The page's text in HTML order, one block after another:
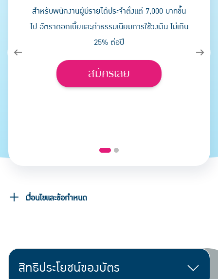
สำหรับพนักงานผู้มีรายได้ประจำตั้งแต่ 7,000 บาทขึ้น
ไป อัตราดอกเบี้ยและค่าธรรมเนียมการใช้วงเงิน ไม่เกิน
25% ต่อปี
สมัครเลย
เงื่อนไขและข้อกำหนด
สิทธิประโยชน์ของบัตร